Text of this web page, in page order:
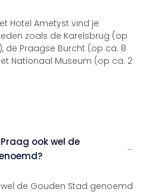
Hotel Ametyst vind je
zoals de Karelsbrug (op
de Praagse Burcht (op ca. 8
Nationaal Museum (op ca. 2
ook wel de
de Gouden Stad genoemd